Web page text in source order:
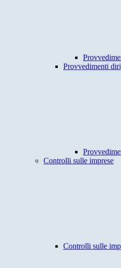
Provvedimenti
Controlli sulle imprese
Controlli sulle